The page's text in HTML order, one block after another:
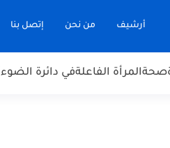
أرشيف من نحن إتصل بنا
صحةالمرأة الفاعلةفي دائرة الضوء